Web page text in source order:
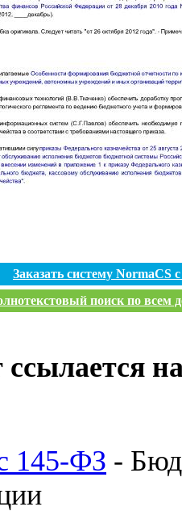
Заказать систему
поиск по всем
145-ФЗ -